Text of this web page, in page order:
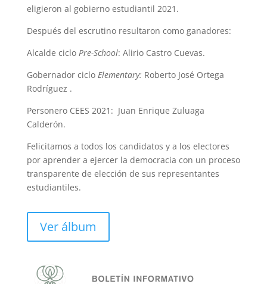
eligieron al gobierno estudiantil 2021.
Después del escrutino resultaron como ganadores:
Alcalde ciclo Pre-School: Alirio Castro Cuevas.
Gobernador ciclo Elementary: Roberto José Ortega
Rodríguez .
Personero CEES 2021: Juan Enrique Zuluaga
Calderón.
Felicitamos a todos los candidatos y a los electores
por aprender a ejercer la democracia con un proceso
transparente de elección de sus representantes
estudiantiles.
Ver álbum